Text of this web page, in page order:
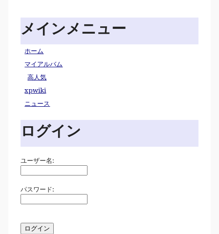
メインメニュー
ホーム
マイアルバム
高人気
xpwiki
ニュース
ログイン
ユーザー名:
パスワード: